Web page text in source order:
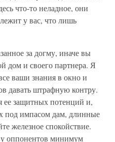
что-то неладное, они
у вас, что лишь
за догму, иначе вы
дом и своего партнера. Я
ваши знания в окно и
давать штрафную контру.
ее защитных потенций и,
под импасом дам, длинные
железное спокойствие.
у оппонентов минимум